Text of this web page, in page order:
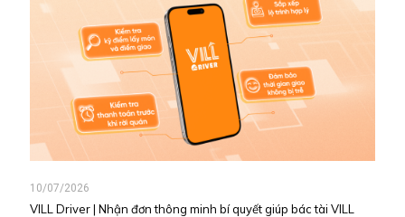
10/07/2026
VILL Driver | Nhận đơn thông minh bí quyết giúp bác tài VILL